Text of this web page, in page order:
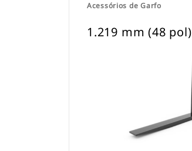
Acessórios de Garfo
1.219 mm (48 pol)